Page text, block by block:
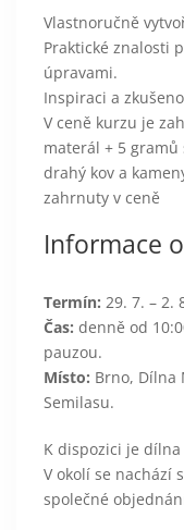
Vlastnoručně
Praktické znalosti
úpravami.
Inspiraci a
V ceně kurzu je
materál + 5
drahý kov a
zahrnuty v ceně
Informace
Termín: 29. 7. – 2.
Čas: denně od
pauzou.
Místo: Brno, Dílna
Semilasu.
K dispozici je
V okolí se nachází
společné